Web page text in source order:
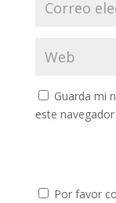
Guarda mi
este
Por favor